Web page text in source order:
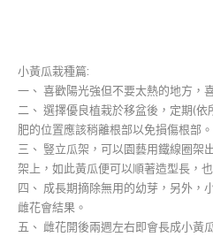
小黃瓜栽種篇:
一、 喜歡陽光強但不要太熱的地方，
二、 選擇優良植栽於移盆後，定期(
肥的位置應該稍離根部以免損傷根部。
三、 豎立瓜架，可以園藝用鐵線圈架
架上，如此黃瓜便可以順著造型長，
四、 成長期摘除無用的幼芽，另外，
雌花會結果。
五、 雌花開後兩週左右即會長成小黃